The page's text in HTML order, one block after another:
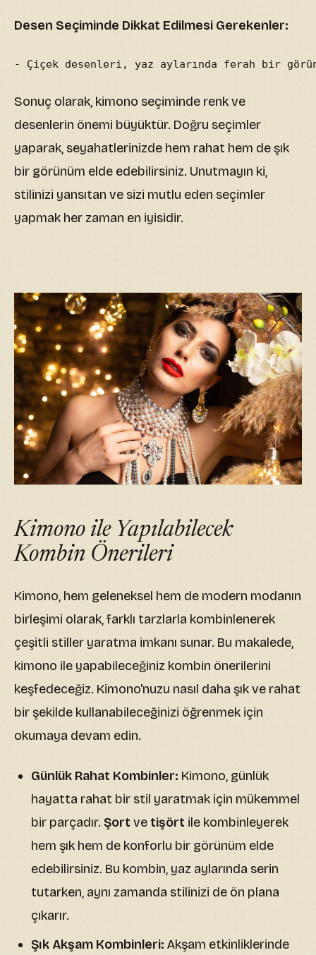
Desen Seçiminde Dikkat Edilmesi Gerekenler:
- Çiçek desenleri, yaz aylarında ferah bir
Sonuç olarak, kimono seçiminde renk ve
desenlerin önemi büyüktür. Doğru seçimler
yaparak, seyahatlerinizde hem rahat hem de şık
bir görünüm elde edebilirsiniz. Unutmayın ki,
stilinizi yansıtan ve sizi mutlu eden seçimler
yapmak her zaman en iyisidir.
Kimono ile Yapılabilecek
Kombin Önerileri
Kimono, hem geleneksel hem de modern modanın
birleşimi olarak, farklı tarzlarla kombinlenerek
çeşitli stiller yaratma imkanı sunar. Bu makalede,
kimono ile yapabileceğiniz kombin önerilerini
keşfedeceğiz. Kimono'nuzu nasıl daha şık ve rahat
bir şekilde kullanabileceğinizi öğrenmek için
okumaya devam edin.
Günlük Rahat Kombinler: Kimono, günlük
hayatta rahat bir stil yaratmak için mükemmel
bir parçadır. Şort ve tişört ile kombinleyerek
hem şık hem de konforlu bir görünüm elde
edebilirsiniz. Bu kombin, yaz aylarında serin
tutarken, aynı zamanda stilinizi de ön plana
çıkarır.
Şık Akşam Kombinleri: Akşam etkinliklerinde